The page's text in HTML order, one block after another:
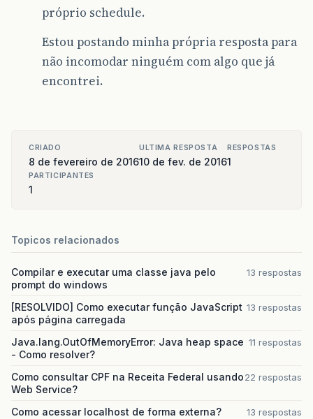
próprio schedule.
Estou postando minha própria resposta para
não incomodar ninguém com algo que já
encontrei.
CRIADO
8 de fevereiro de 2016
ULTIMA RESPOSTA
10 de fev. de 2016
RESPOSTAS
1
PARTICIPANTES
1
Topicos relacionados
Compilar e executar uma classe java pelo
prompt do windows
13 respostas
[RESOLVIDO] Como executar função JavaScript
após página carregada
13 respostas
Java.lang.OutOfMemoryError: Java heap space
- Como resolver?
11 respostas
Como consultar CPF na Receita Federal usando
Web Service?
22 respostas
Como acessar localhost de forma externa?
13 respostas